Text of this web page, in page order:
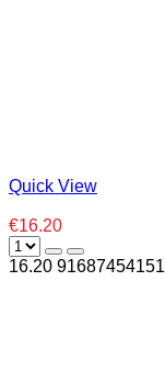
Quick View
€16.20
16.20 91687454151